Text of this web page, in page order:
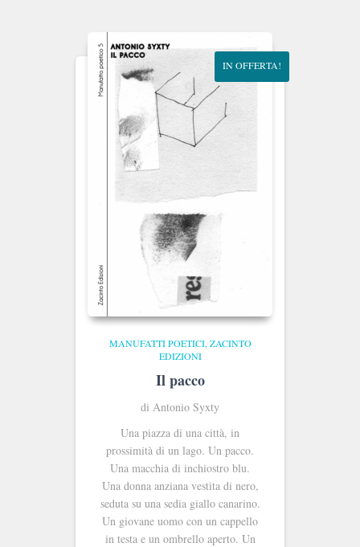
IN OFFERTA!
MANUFATTI POETICI ZACINTO
EDIZIONI
Il pacco
di Antonio Syxty
Una piazza di una città, in
prossimità di un lago. Un pacco.
Una macchia di inchiostro blu.
Una donna anziana vestita di nero,
seduta su una sedia giallo canarino.
Un giovane uomo con un cappello
in testa e un ombrello aperto. Un